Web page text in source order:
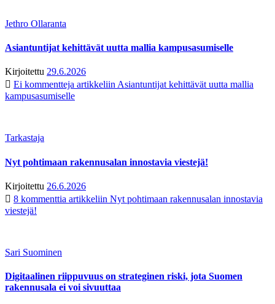
Jethro Ollaranta
Asiantuntijat kehittävät uutta mallia kampusasumiselle
Kirjoitettu 29.6.2026
Ei kommentteja artikkeliin Asiantuntijat kehittävät uutta mallia
kampusasumiselle
Tarkastaja
Nyt pohtimaan rakennusalan innostavia viestejä!
Kirjoitettu 26.6.2026
8 kommenttia artikkeliin Nyt pohtimaan rakennusalan innostavia
viestejä!
Sari Suominen
Digitaalinen riippuvuus on strateginen riski, jota Suomen
rakennusala ei voi sivuuttaa